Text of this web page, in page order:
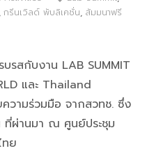
, กรีนเวิลด์ พับลิเคชั่น, สัมมนาฟรี
รสกับงาน LAB SUMMIT
และ Thailand
วามร่วมมือ จากสวทช. ซึ่ง
ผ่านมา ณ ศูนย์ประชุม
ทย